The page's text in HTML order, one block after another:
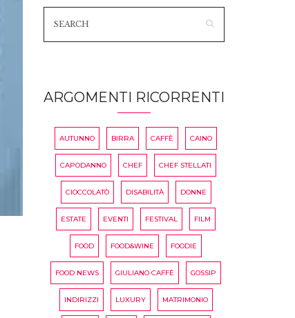
ARGOMENTI RICORRENTI
AUTUNNO BIRRA CAFFÈ CAINO
CAPODANNO CHEF CHEF STELLATI
CIOCCOLATÒ DISABILITÀ DONNE
ESTATE EVENTI FESTIVAL FILM
FOOD FOOD&WINE FOODIE
FOOD NEWS GIULIANO CAFFÈ GOSSIP
INDIRIZZI LUXURY MATRIMONIO